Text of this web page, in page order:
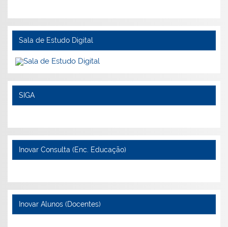
Sala de Estudo Digital
SIGA
Inovar Consulta (Enc. Educação)
Inovar Alunos (Docentes)